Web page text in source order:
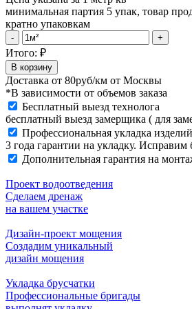
минимальная партия 5 упак, товар
кратно упаковкам
Тротуарная
плитка
342
Механический
завод
Новый
Город
60
мм
Коричневый
quantity
- +
Итого: ₽
В корзину
Доставка от 80руб/км от Москвы
*В зависимости от объемов заказа
Бесплатный выезд технолога
бесплатный выезд замерщика ( для
Профессиональная укладка
3 года гарантии на укладку. Исправим
Дополнительная гарантия на
Проект водоотведения
Сделаем дренаж
на вашем участке
Дизайн-проект мощения
Создадим уникальный
дизайн мощения
Укладка брусчатки
Профессиональные бригады